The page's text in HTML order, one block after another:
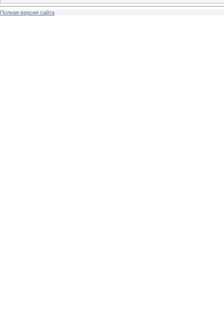
Полная версия сайта